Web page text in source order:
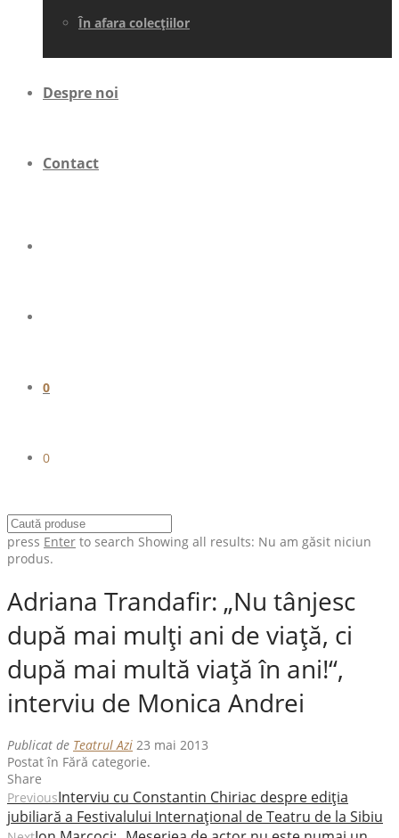
În afara colecţiilor
Despre noi
Contact
0
0
press Enter to search Showing all results: Nu am găsit niciun
produs.
Adriana Trandafir: „Nu tânjesc
după mai mulţi ani de viaţă, ci
după mai multă viaţă în ani!“,
interviu de Monica Andrei
Publicat de Teatrul Azi 23 mai 2013
Postat în Fără categorie.
Share
PreviousInterviu cu Constantin Chiriac despre ediția
jubiliară a Festivalului Internațional de Teatru de la Sibiu